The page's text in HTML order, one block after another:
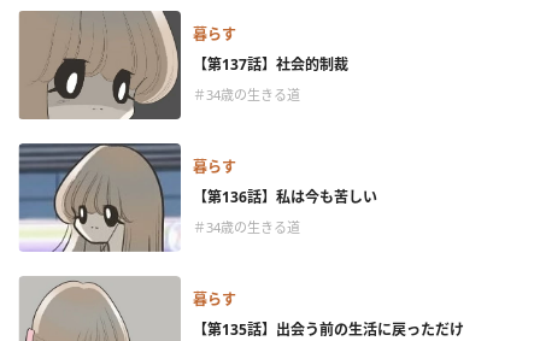
暮らす
【第137話】社会的制裁
＃34歳の生きる道
暮らす
【第136話】私は今も苦しい
＃34歳の生きる道
暮らす
【第135話】出会う前の生活に戻っただけ